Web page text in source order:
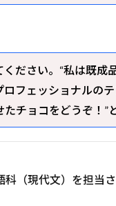
ださい。“私は既成
ロフェッショナルの
チョコをどうぞ！”
（現代文）を担当